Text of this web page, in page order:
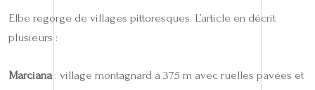
Elbe regorge de villages pittoresques. L’article en décrit
plusieurs :
Marciana: village montagnard à 375 m avec ruelles pavées et